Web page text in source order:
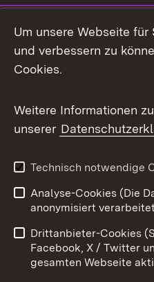
Facebook
X / Twitter
Youtube
Impressum
Barrierefreiheit
Cookies
Um unsere Webseite
und verbessern zu
Cookies.
Weitere Informationen
unserer
Technisch notwendige
Analyse-Cookies (Die
anonymisiert
Drittanbieter-Cookies
Facebook, X / Twitter
gesamten Webseite